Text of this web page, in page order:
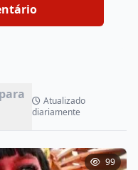
Atualizado
diariamente
99